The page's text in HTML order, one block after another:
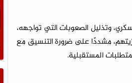
وتذليل الصعوبات التي تواجهه،
مشددًا على ضرورة التنسيق مع
المستقبلية.